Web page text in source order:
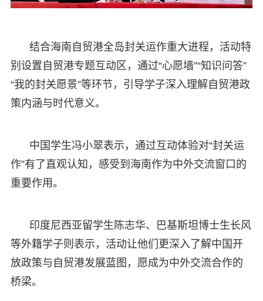
结合海南自贸港全岛封关运作重大进程，活动特
别设置自贸港专题互动区，通过“心愿墙”“知识问答”
“我的封关愿景”等环节，引导学子深入理解自贸港政
策内涵与时代意义。
中国学生冯小翠表示，通过互动体验对“封关运
作”有了直观认知，感受到海南作为中外交流窗口的
重要作用。
印度尼西亚留学生陈志华、巴基斯坦博士生长风
等外籍学子则表示，活动让他们更深入了解中国开
放政策与自贸港发展蓝图，愿成为中外交流合作的
桥梁。